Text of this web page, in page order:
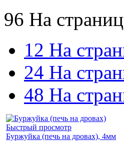
96 На
12 На
24 На
48 На
Быстрый просмотр
Буржуйка (печь на дровах), 4мм